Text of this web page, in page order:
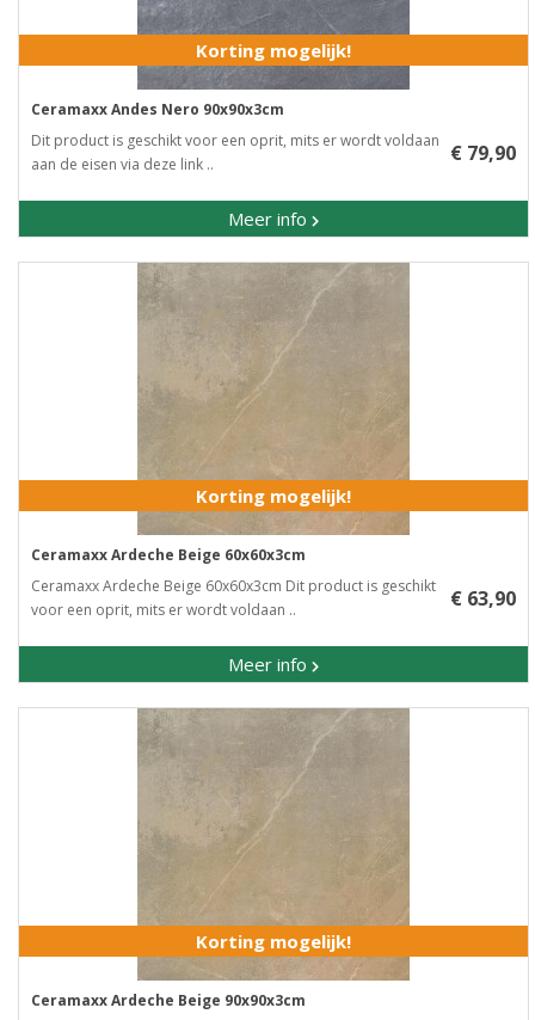
Korting mogelijk!
Ceramaxx Andes Nero 90x90x3cm
Dit product is geschikt voor een oprit, mits er wordt voldaan
aan de eisen via deze link ..
Meer info
€ 79,90
Korting mogelijk!
Ceramaxx Ardeche Beige 60x60x3cm
Ceramaxx Ardeche Beige 60x60x3cm Dit product is geschikt
voor een oprit, mits er wordt voldaan ..
Meer info
€ 63,90
Korting mogelijk!
Ceramaxx Ardeche Beige 90x90x3cm